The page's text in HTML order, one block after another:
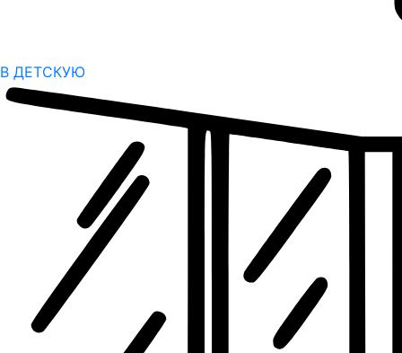
В ДЕТСКУЮ